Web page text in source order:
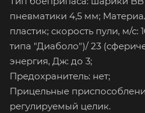
пневматики 4,5 мм;
пластик; скорость пули, м/с:
типа "Диаболо")/ 23
энергия, Дж: до 3;
Предохранитель: нет;
Прицельные
регулируемый целик.